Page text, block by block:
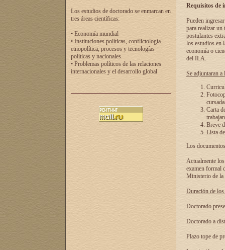
Los estudios de doctorado se enmarcan en
tres áreas científicas:
• Economía mundial
• Instituciones políticas, conflictología
etnopolítica, procesos y tecnologías
políticas y nacionales.
• Problemas políticos de las relaciones
internacionales y el desarrollo global
Requisitos de
Pueden
para realizar un
postulantes
los estudios en
economía o
del ILA.
Se adjuntaran a
Carta
Breve
Lista
Los
Actualmente
examen formal
Ministerio de la
Duración de
Doctorado
Doctorado a
Plazo tope de